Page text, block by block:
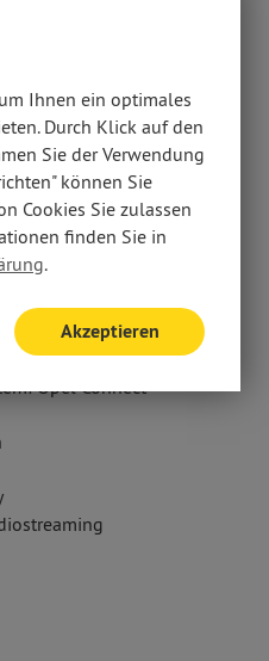
Navi Pro 10
Opel Connect
Ihnen ein optimales
Durch Klick auf den
Sie der Verwendung
können Sie
Cookies Sie zulassen
finden Sie in
.
Akzeptieren